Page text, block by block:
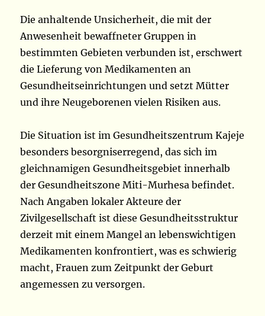
Die anhaltende Unsicherheit, die mit der
Anwesenheit bewaffneter Gruppen in
bestimmten Gebieten verbunden ist, erschwert
die Lieferung von Medikamenten an
Gesundheitseinrichtungen und setzt Mütter
und ihre Neugeborenen vielen Risiken aus.
Die Situation ist im Gesundheitszentrum Kajeje
besonders besorgniserregend, das sich im
gleichnamigen Gesundheitsgebiet innerhalb
der Gesundheitszone Miti-Murhesa befindet.
Nach Angaben lokaler Akteure der
Zivilgesellschaft ist diese Gesundheitsstruktur
derzeit mit einem Mangel an lebenswichtigen
Medikamenten konfrontiert, was es schwierig
macht, Frauen zum Zeitpunkt der Geburt
angemessen zu versorgen.